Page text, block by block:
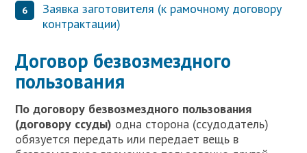
Заявка заготовителя (к рамочному договору
контрактации)
Договор безвозмездного
пользования
По договору безвозмездного пользования
(договору ссуды) одна сторона (ссудодатель)
обязуется передать или передает вещь в